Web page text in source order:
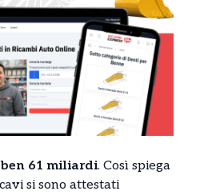
61 miliardi. Così spiega
si sono attestati